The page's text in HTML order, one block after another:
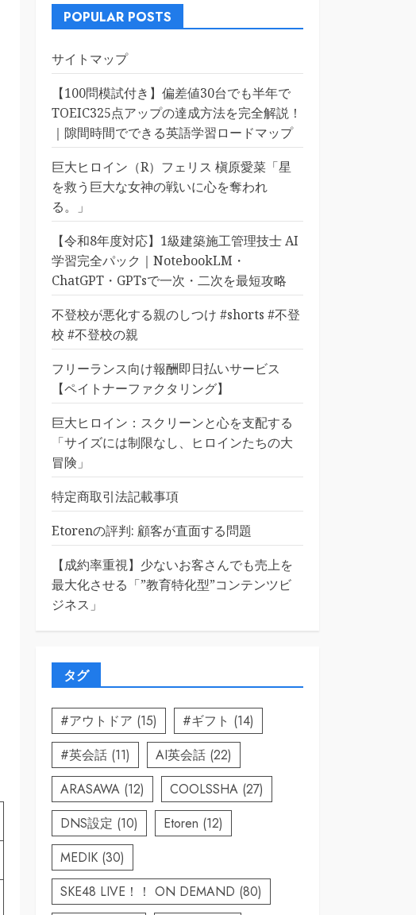
POPULAR POSTS
サイトマップ
【100問模試付き】偏差値30台でも半年で
TOEIC325点アップの達成方法を完全解説！
｜隙間時間でできる英語学習ロードマップ
巨大ヒロイン（R）フェリス 槇原愛菜「星
を救う巨大な女神の戦いに心を奪われ
る。」
【令和8年度対応】1級建築施工管理技士 AI
学習完全パック｜NotebookLM・
ChatGPT・GPTsで一次・二次を最短攻略
不登校が悪化する親のしつけ #shorts #不登
校 #不登校の親
フリーランス向け報酬即日払いサービス
【ペイトナーファクタリング】
巨大ヒロイン：スクリーンと心を支配する
「サイズには制限なし、ヒロインたちの大
冒険」
特定商取引法記載事項
Etorenの評判: 顧客が直面する問題
【成約率重視】少ないお客さんでも売上を
最大化させる「”教育特化型”コンテンツビ
ジネス」
タグ
#アウトドア (15) #ギフト (14)
#英会話 (11) AI英会話 (22)
ARASAWA (12) COOLSSHA (27)
DNS設定 (10) Etoren (12)
MEDIK (30)
SKE48 LIVE！！ ON DEMAND (80)